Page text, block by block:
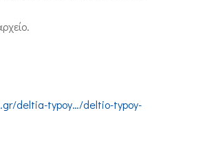
deltia-typoy…/deltio-typoy-